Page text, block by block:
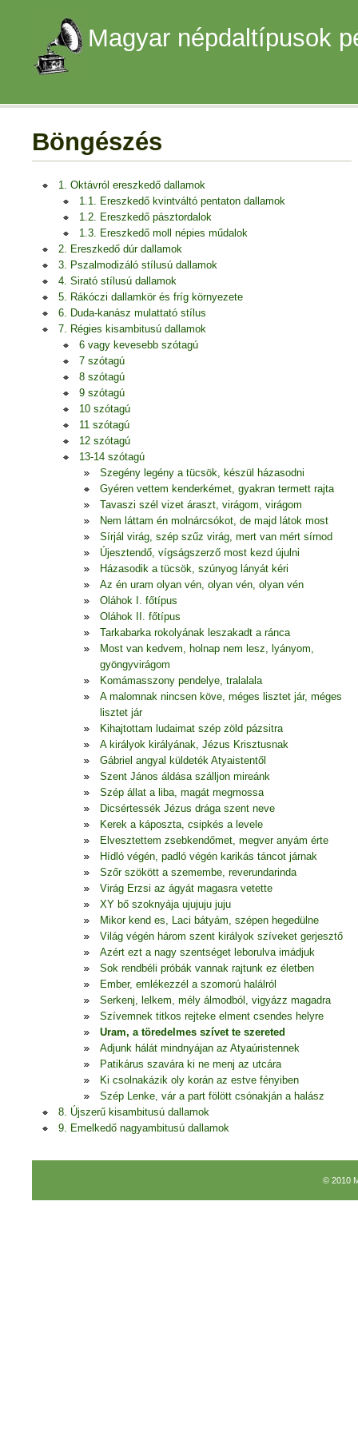
Magyar népdaltípusok
Böngészés
1. Oktávról ereszkedő dallamok
1.1. Ereszkedő kvintváltó pentaton dallamok
1.2. Ereszkedő pásztordalok
1.3. Ereszkedő moll népies műdalok
2. Ereszkedő dúr dallamok
3. Pszalmodizáló stílusú dallamok
4. Sirató stílusú dallamok
5. Rákóczi dallamkör és fríg környezete
6. Duda-kanász mulattató stílus
7. Régies kisambitusú dallamok
6 vagy kevesebb szótagú
7 szótagú
8 szótagú
9 szótagú
10 szótagú
11 szótagú
12 szótagú
13-14 szótagú
Szegény legény a tücsök, készül házasodni
Gyéren vettem kenderkémet, gyakran termett rajta
Tavaszi szél vizet áraszt, virágom, virágom
Nem láttam én molnárcsókot, de majd látok most
Sírjál virág, szép szűz virág, mert van mért sírnod
Újesztendő, vígságszerző most kezd újulni
Házasodik a tücsök, szúnyog lányát kéri
Az én uram olyan vén, olyan vén, olyan vén
Oláhok I. főtípus
Oláhok II. főtípus
Tarkabarka rokolyának leszakadt a ránca
Most van kedvem, holnap nem lesz, lyányom,
gyöngyvirágom
Komámasszony pendelye, tralalala
A malomnak nincsen köve, méges lisztet jár, méges
lisztet jár
Kihajtottam ludaimat szép zöld pázsitra
A királyok királyának, Jézus Krisztusnak
Gábriel angyal küldeték Atyaistentől
Szent János áldása szálljon mireánk
Szép állat a liba, magát megmossa
Dicsértessék Jézus drága szent neve
Kerek a káposzta, csipkés a levele
Elvesztettem zsebkendőmet, megver anyám érte
Hídló végén, padló végén karikás táncot járnak
Szőr szökött a szemembe, reverundarinda
Virág Erzsi az ágyát magasra vetette
XY bő szoknyája ujujuju juju
Mikor kend es, Laci bátyám, szépen hegedülne
Világ végén három szent királyok szíveket gerjesztő
Azért ezt a nagy szentséget leborulva imádjuk
Sok rendbéli próbák vannak rajtunk ez életben
Ember, emlékezzél a szomorú halálról
Serkenj, lelkem, mély álmodból, vigyázz magadra
Szívemnek titkos rejteke elment csendes helyre
Uram, a töredelmes szívet te szereted
Adjunk hálát mindnyájan az Atyaúristennek
Patikárus szavára ki ne menj az utcára
Ki csolnakázik oly korán az estve fényiben
Szép Lenke, vár a part fölött csónakján a halász
8. Újszerű kisambitusú dallamok
9. Emelkedő nagyambitusú dallamok
© 2010